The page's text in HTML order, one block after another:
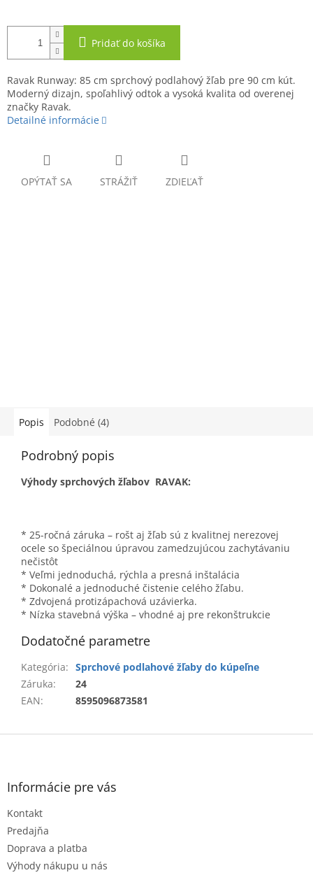
Pridať do košíka
Ravak Runway: 85 cm sprchový podlahový žľab pre 90 cm kút.
Moderný dizajn, spoľahlivý odtok a vysoká kvalita od overenej
značky Ravak.
Detailné informácie
OPÝTAŤ SA STRÁŽIŤ ZDIEĽAŤ
Popis Podobné (4)
Podrobný popis
Výhody sprchových žľabov RAVAK:
* 25-ročná záruka – rošt aj žľab sú z kvalitnej nerezovej
ocele so špeciálnou úpravou zamedzujúcou zachytávaniu
nečistôt
* Veľmi jednoduchá, rýchla a presná inštalácia
* Dokonalé a jednoduché čistenie celého žľabu.
* Zdvojená protizápachová uzávierka.
* Nízka stavebná výška – vhodné aj pre rekonštrukcie
Dodatočné parametre
Kategória: Sprchové podlahové žľaby do kúpeľne
Záruka:
24
EAN: 8595096873581
Z
Informácie pre vás
Kontakt
Predajňa
Doprava a platba
Výhody nákupu u nás